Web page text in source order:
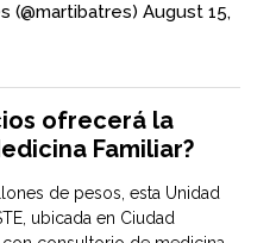
(@martibatres) August 15,
ofrecerá la
Familiar?
de pesos, esta Unidad
ubicada en Ciudad